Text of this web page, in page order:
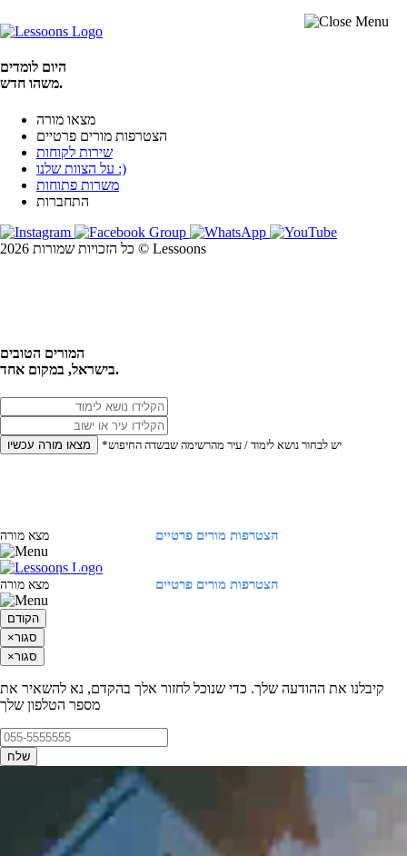
היום לומדים
משהו חדש.
מצאו מורה
הצטרפות מורים פרטיים
שירות לקוחות
על הצוות שלנו :)
משרות פתוחות
התחברות
כל הזכויות שמורות 2026 © Lessoons
המורים הטובים
בישראל, במקום אחד.
מצאו מורה עכשיו *יש לבחור נושא לימוד / עיר מהרשימה שבשדה החיפוש
הצטרפות מורים פרטיים מצא מורה
הצטרפות מורים פרטיים מצא מורה
הקודם
×סגור
×סגור
קיבלנו את ההודעה שלך. כדי שנוכל לחזור אלך בהקדם, נא להשאיר את
מספר הטלפון שלך
שלח